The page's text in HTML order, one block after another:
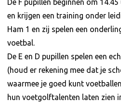
De F pupillen beginnen om
en krijgen een training onder
Ham 1 en zij spelen een
voetbal.
De E en D pupillen spelen een
(houd er rekening mee dat je
waarmee je goed kunt
hun voetgolftalenten laten zien